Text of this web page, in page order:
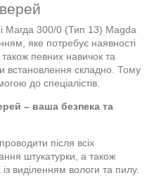
Магда 300/0 (Тип 13) Magda
яке потребує наявності
також певних навичок та
встановлення складно. Тому
до спеціалістів.
– ваша безпека та
після всіх
штукатурки, а також
виділенням вологи та пилу.